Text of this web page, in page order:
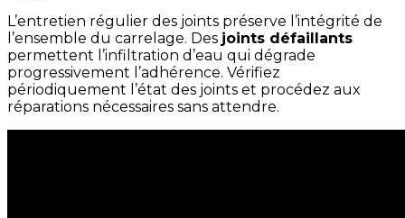
L’entretien régulier des joints préserve l’intégrité de
l’ensemble du carrelage. Des joints défaillants
permettent l’infiltration d’eau qui dégrade
progressivement l’adhérence. Vérifiez
périodiquement l’état des joints et procédez aux
réparations nécessaires sans attendre.